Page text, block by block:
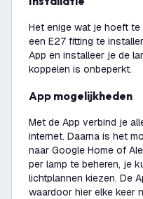
Het enige wat je hoeft te
een E27 fitting te
App en installeer je de
koppelen is onbeperkt.
App mogelijkheden
Met de App verbind je
internet. Daarna is het
naar Google Home of
per lamp te beheren, je
lichtplannen kiezen. De
waardoor hier elke keer